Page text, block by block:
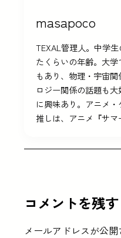
masapoco
TEXAL管理人。中学
たくらいの年齢。大
もあり、物理・宇宙
ロジー関係の話題も
に興味あり。アニメ
推しは、アニメ『サマ
コメントを残す
メールアドレスが公開